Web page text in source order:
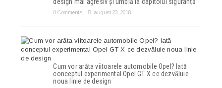
0 Comments august 23, 2018
Cum vor arăta viitoarele automobile Opel? Iată
conceptul experimental Opel GT X ce dezvăluie
noua linie de design